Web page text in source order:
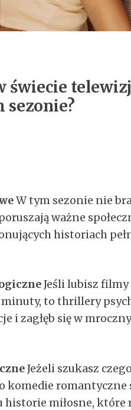
świecie
sezonie?
W tym sezonie nie
ważne
historiach
Jeśli lubisz
to thrillery
i zagłęb się w
Jeżeli szukasz
komedie
historie miłosne, które